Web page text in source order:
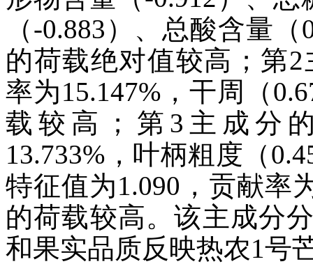
（-0.883）、总酸含量
的荷载绝对值较高；第
率为15.147%，干周（
载较高；第3主成分
13.733%，叶柄粗度（
特征值为1.090，贡献率
的荷载较高。该主成分
和果实品质反映热农1号